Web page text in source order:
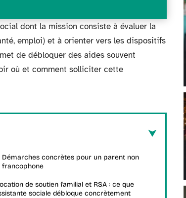
dont la mission consiste à évaluer la
emploi) et à orienter vers les dispositifs
de débloquer des aides souvent
où et comment solliciter cette
Démarches concrètes pour un parent non
francophone
de soutien familial et RSA : ce que
sociale débloque concrètement